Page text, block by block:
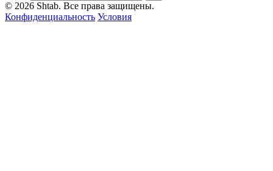
© 2026 Shtab. Все права защищены.
Конфиденциальность Условия